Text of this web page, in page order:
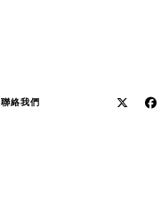
聯絡我們